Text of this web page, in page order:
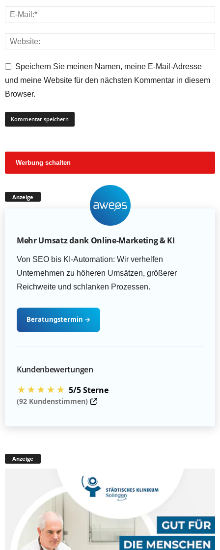
Speichern Sie meinen Namen, meine E-Mail-Adresse
und meine Website für den nächsten Kommentar in diesem
Browser.
Werbung schalten
Anzeige
Mehr Umsatz dank Online-Marketing & KI
Von SEO bis KI-Automation: Wir verhelfen
Unternehmen zu höheren Umsätzen, größerer
Reichweite und schlanken Prozessen.
Beratungstermin →
Kundenbewertungen
★★★★★ 5/5 Sterne
(92 Kundenstimmen)
Anzeige